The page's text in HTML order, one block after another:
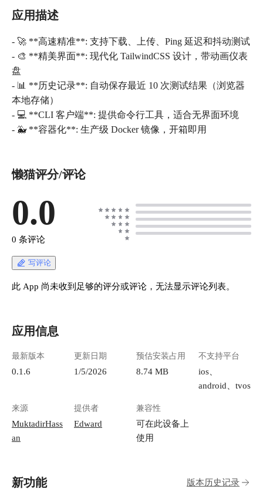
应用描述
- 🚀 **高速精准**: 支持下载、上传、Ping 延迟和抖动测试
- 🎨 **精美界面**: 现代化 TailwindCSS 设计，带动画仪表
盘
- 📊 **历史记录**: 自动保存最近 10 次测试结果（浏览器
本地存储）
- 💻 **CLI 客户端**: 提供命令行工具，适合无界面环境
- 🐳 **容器化**: 生产级 Docker 镜像，开箱即用
懒猫评分/评论
0.0
0 条评论
写评论
此 App 尚未收到足够的评分或评论，无法显示评论列表。
应用信息
最新版本
0.1.6
更新日期
1/5/2026
预估安装占用
8.74 MB
不支持平台
ios、
android、tvos
来源
MuktadirHass
an
提供者
Edward
兼容性
可在此设备上
使用
新功能 版本历史记录